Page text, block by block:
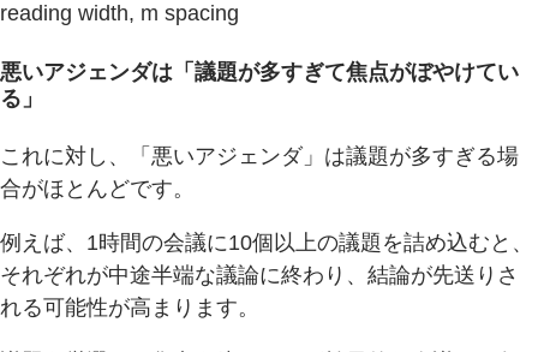
reading width, m spacing
悪いアジェンダは「議題が多すぎて焦点がぼやけてい
る」
これに対し、「悪いアジェンダ」は議題が多すぎる場
合がほとんどです。
例えば、1時間の会議に10個以上の議題を詰め込むと、
それぞれが中途半端な議論に終わり、結論が先送りさ
れる可能性が高まります。